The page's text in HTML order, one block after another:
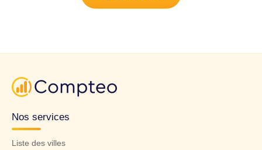
Nos services
Liste des villes